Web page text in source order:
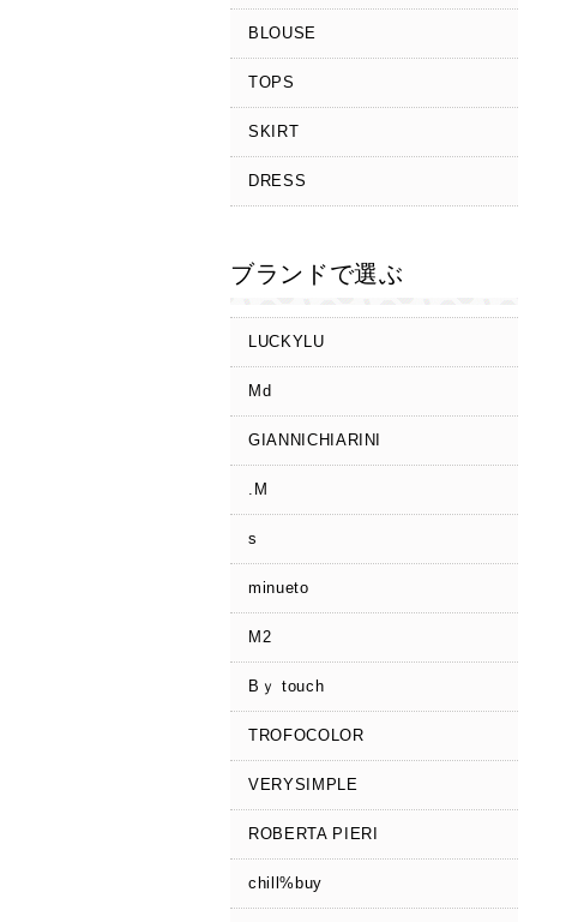
BLOUSE
TOPS
SKIRT
DRESS
ブランドで選ぶ
LUCKYLU
Md
GIANNICHIARINI
.M
s
minueto
M2
Bｙ touch
TROFOCOLOR
VERYSIMPLE
ROBERTA PIERI
chill%buy